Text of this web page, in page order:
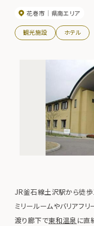
花巻市 県南エリア
観光施設 ホテル
JR釜石線土沢駅から徒歩
ミリールームやバリアフリ
渡り廊下で東和温泉 に直